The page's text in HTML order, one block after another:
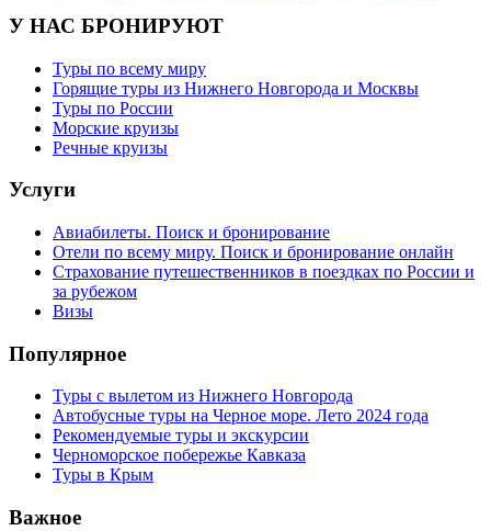
У НАС БРОНИРУЮТ
Туры по всему миру
Горящие туры из Нижнего Новгорода и Москвы
Туры по России
Морские круизы
Речные круизы
Услуги
Авиабилеты. Поиск и бронирование
Отели по всему миру. Поиск и бронирование онлайн
Страхование путешественников в поездках по России и
за рубежом
Визы
Популярное
Туры с вылетом из Нижнего Новгорода
Автобусные туры на Черное море. Лето 2024 года
Рекомендуемые туры и экскурсии
Черноморское побережье Кавказа
Туры в Крым
Важное